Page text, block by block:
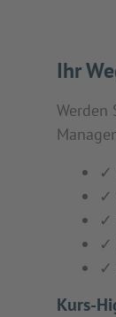
Ihr
Werden
✓
✓
✓
✓
✓
Kurs-